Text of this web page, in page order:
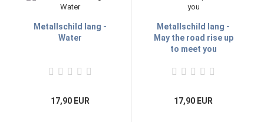
Metallschild lang -
Water
17,90 EUR
Metallschild lang -
May the road rise up
to meet you
17,90 EUR